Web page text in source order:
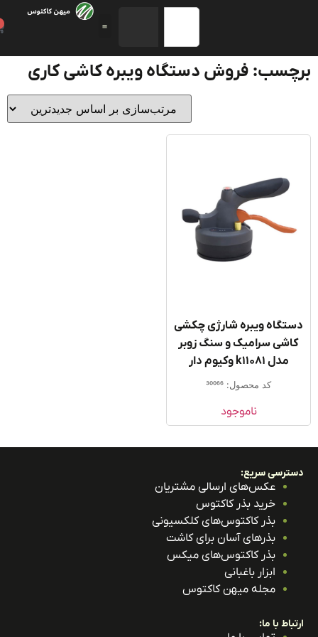
فروش دستگاه ویبره کاشی کاری
ویبره شارژی چکشی
سرامیک و سنگ زوبر
کد محصول: 30066
ناموجود
سریع:
عکس‌های ارسالی مشتریان
خرید بذر کاکتوس
بذر کاکتوس‌های کلکسیونی
بذرهای آسان برای کاشت
بذر کاکتوس‌های میکس
ابزار باغبانی
مجله میهن کاکتوس
با ما: